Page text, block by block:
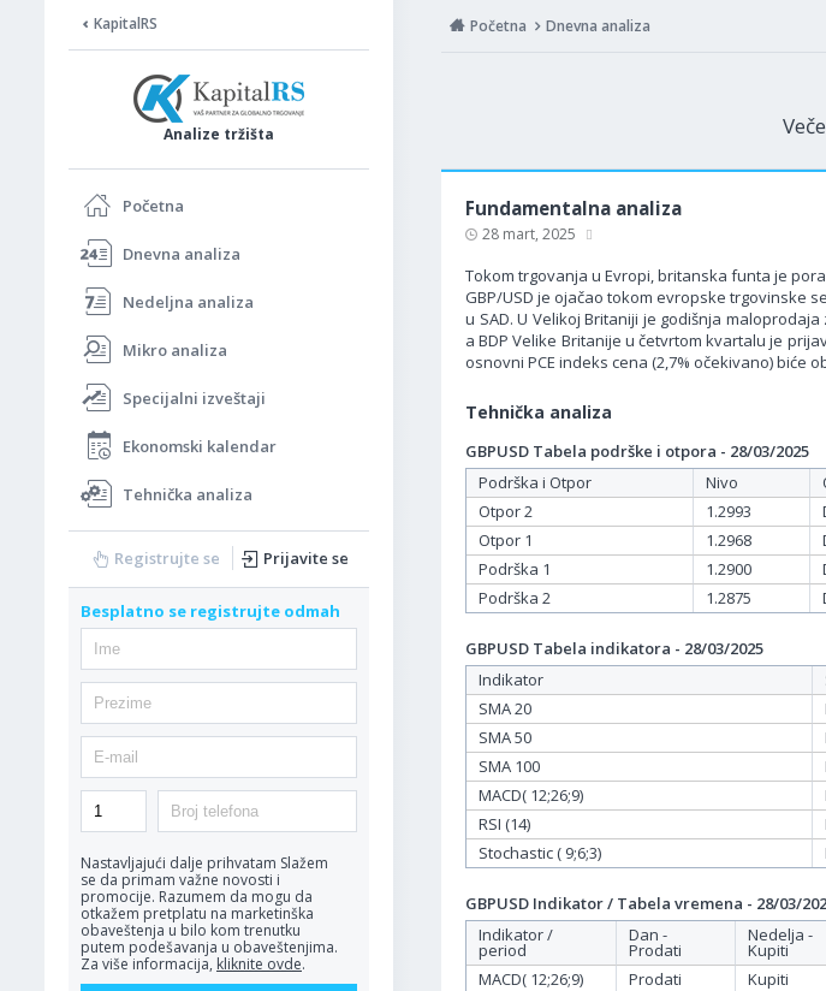
KapitalRS
Analize tržišta
Početna
Dnevna analiza
Nedeljna analiza
Mikro analiza
Specijalni izveštaji
Ekonomski kalendar
Tehnička analiza
Registrujte se Prijavite se
Besplatno se registrujte odmah
Nastavljajući dalje prihvatam Slažem
se da primam važne novosti i
promocije. Razumem da mogu da
otkažem pretplatu na marketinška
obaveštenja u bilo kom trenutku
putem podešavanja u obaveštenjima.
Za više informacija, kliknite ovde.
Početna Dnevna analiza
Fundamentalna analiza
28 mart, 2025
Tokom trgovanja u Evropi, britanska funta je
GBP/USD je ojačao tokom evropske trgovinske
u SAD. U Velikoj Britaniji je godišnja
a BDP Velike Britanije u četvrtom kvartalu je
osnovni PCE indeks cena (2,7% očekivano) biće
Tehnička analiza
GBPUSD Tabela podrške i otpora - 28/03/2025
Podrška i Otpor
Nivo
Otpor 2
1.2993
Otpor 1
1.2968
Podrška 1
1.2900
Podrška 2
1.2875
GBPUSD Tabela indikatora - 28/03/2025
Indikator
SMA 20
SMA 50
SMA 100
MACD( 12;26;9)
RSI (14)
Stochastic ( 9;6;3)
GBPUSD Indikator / Tabela vremena - 28/03/
Indikator /
period
Dan -
Prodati
Nedelja -
Kupiti
MACD( 12;26;9)
Prodati Kupiti